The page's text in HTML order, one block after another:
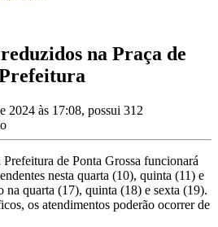
na Praça de
2024 às 17:08, possui 312
de Ponta Grossa funcionará
nesta quarta (10), quinta (11) e
na quarta (17), quinta (18) e sexta (19).
os atendimentos poderão ocorrer de